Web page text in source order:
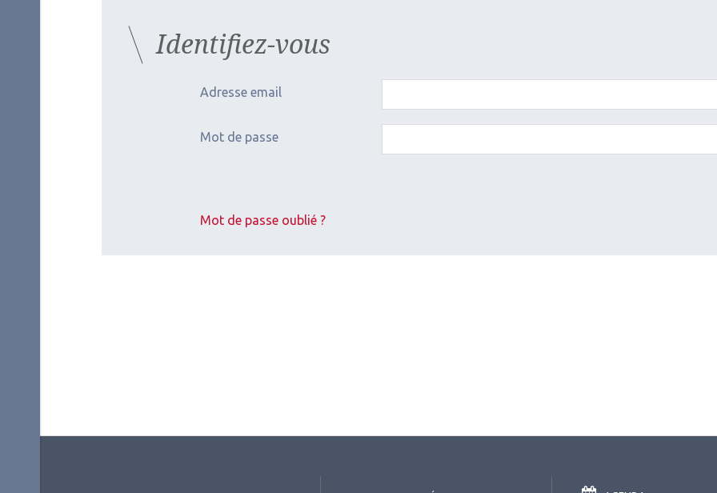
Identifiez-vous
Adresse email
Mot de passe
Mot de passe oublié ?